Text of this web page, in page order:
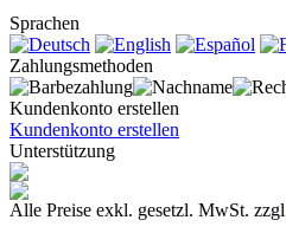
Sprachen
Zahlungsmethoden
Kundenkonto erstellen
Kundenkonto erstellen
Unterstützung
Alle Preise exkl. gesetzl. MwSt.